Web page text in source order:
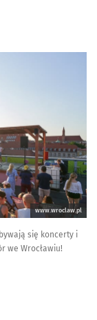
www.wroclaw.pl
się koncerty i
we Wrocławiu!